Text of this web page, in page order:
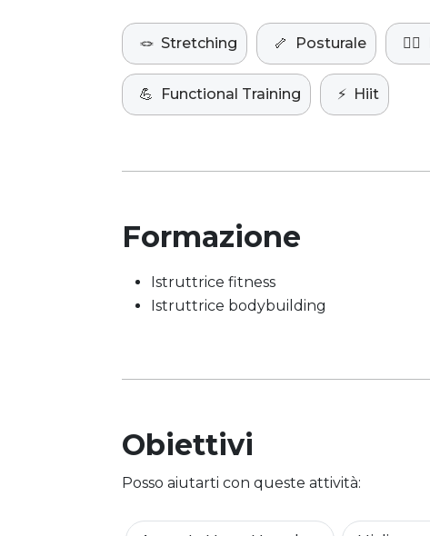
🪢 Stretching 🦴 Posturale 🏋️‍♀️
💪 Functional Training ⚡️ Hiit
Formazione
Istruttrice fitness
Istruttrice bodybuilding
Obiettivi
Posso aiutarti con queste attività: